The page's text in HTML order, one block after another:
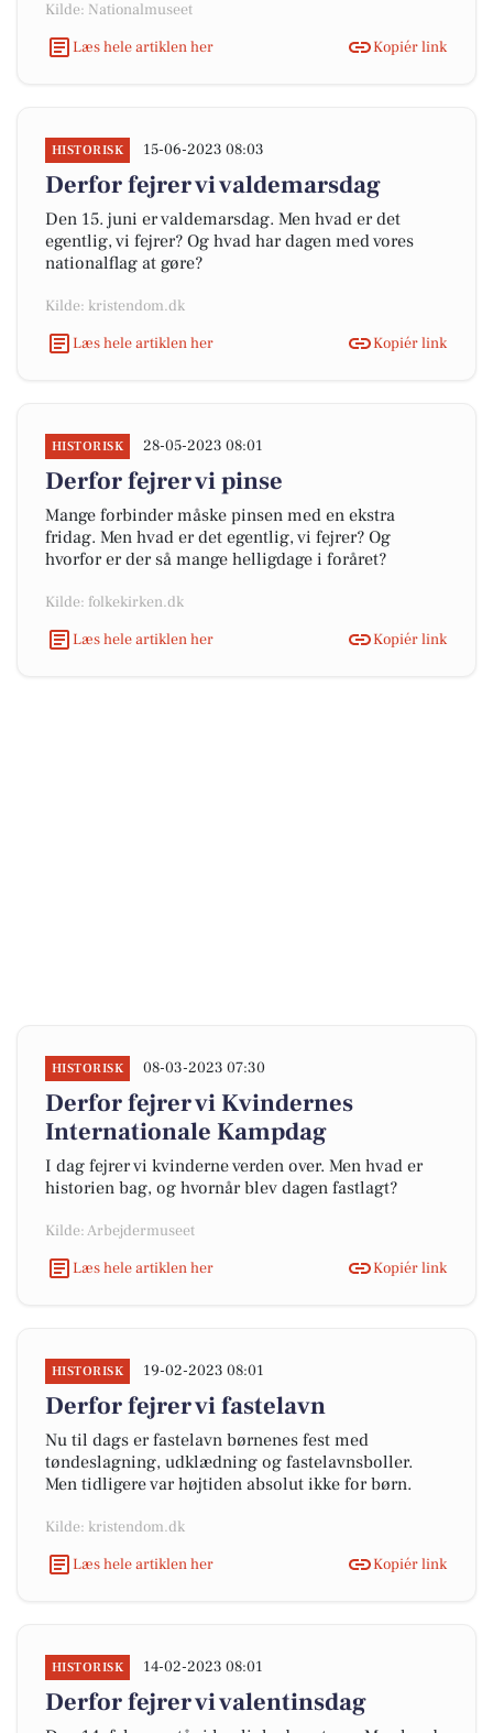
Kilde: Nationalmuseet
Læs hele artiklen her
Kopiér link
HISTORISK 15-06-2023 08:03
Derfor fejrer vi valdemarsdag
Den 15. juni er valdemarsdag. Men hvad er det
egentlig, vi fejrer? Og hvad har dagen med vores
nationalflag at gøre?
Kilde: kristendom.dk
Læs hele artiklen her
Kopiér link
HISTORISK 28-05-2023 08:01
Derfor fejrer vi pinse
Mange forbinder måske pinsen med en ekstra
fridag. Men hvad er det egentlig, vi fejrer? Og
hvorfor er der så mange helligdage i foråret?
Kilde: folkekirken.dk
Læs hele artiklen her
Kopiér link
HISTORISK 08-03-2023 07:30
Derfor fejrer vi Kvindernes
Internationale Kampdag
I dag fejrer vi kvinderne verden over. Men hvad er
historien bag, og hvornår blev dagen fastlagt?
Kilde: Arbejdermuseet
Læs hele artiklen her
Kopiér link
HISTORISK 19-02-2023 08:01
Derfor fejrer vi fastelavn
Nu til dags er fastelavn børnenes fest med
tøndeslagning, udklædning og fastelavnsboller.
Men tidligere var højtiden absolut ikke for børn.
Kilde: kristendom.dk
Læs hele artiklen her
Kopiér link
HISTORISK 14-02-2023 08:01
Derfor fejrer vi valentinsdag